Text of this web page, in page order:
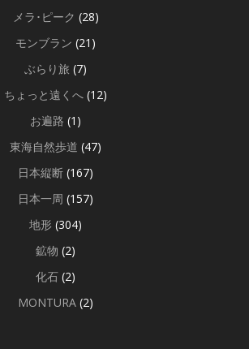
メラ･ピーク (28)
モンブラン (21)
ぶらり旅 (7)
ちょっと遠くへ (12)
お遍路 (1)
東海自然歩道 (47)
日本縦断 (167)
日本一周 (157)
地形 (304)
鉱物 (2)
化石 (2)
MONTURA (2)